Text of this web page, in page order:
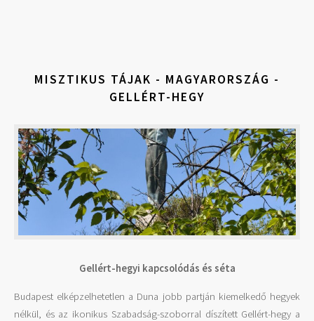
MISZTIKUS TÁJAK - MAGYARORSZÁG -
GELLÉRT-HEGY
Gellért-hegyi kapcsolódás és séta
Budapest elképzelhetetlen a Duna jobb partján kiemelkedő hegyek
nélkül, és az ikonikus Szabadság-szoborral díszített Gellért-hegy a